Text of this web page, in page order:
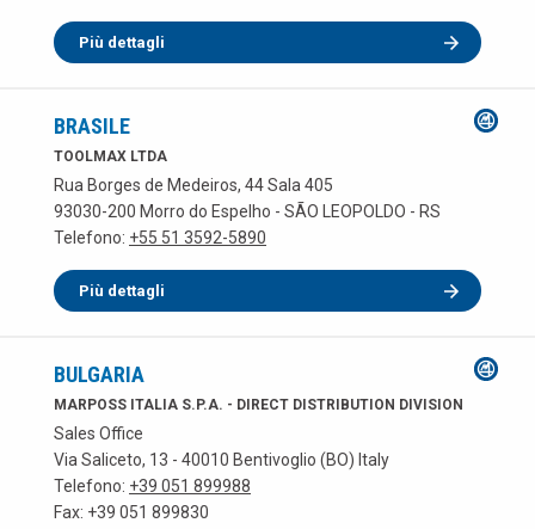
Più dettagli
BRASILE
TOOLMAX LTDA
Rua Borges de Medeiros, 44 Sala 405
93030-200 Morro do Espelho - SÃO LEOPOLDO - RS
Telefono: +55 51 3592-5890
Più dettagli
BULGARIA
MARPOSS ITALIA S.P.A. - DIRECT DISTRIBUTION DIVISION
Sales Office
Via Saliceto, 13 - 40010 Bentivoglio (BO) Italy
Telefono: +39 051 899988
Fax: +39 051 899830